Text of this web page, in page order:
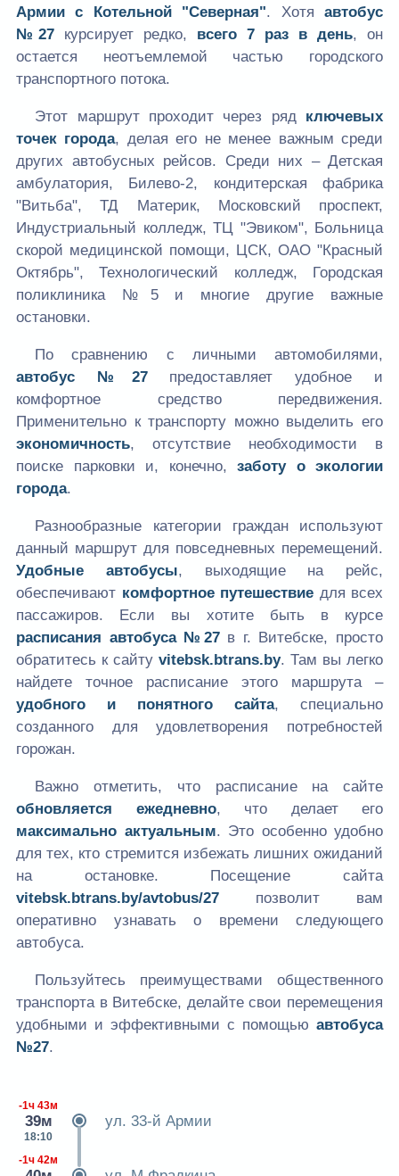
Армии с Котельной "Северная". Хотяавтобус
№27 курсирует редко, всего 7 раз в день, он
остается неотъемлемой частью городского
транспортного потока.
Этот маршрут проходит через ряд ключевых
точек города, делая его не менее важным среди
других автобусных рейсов. Среди них – Детская
амбулатория, Билево-2, кондитерская фабрика
"Витьба", ТД Материк, Московский проспект,
Индустриальный колледж, ТЦ "Эвиком", Больница
скорой медицинской помощи, ЦСК, ОАО "Красный
Октябрь", Технологический колледж, Городская
поликлиника №5 и многие другие важные
остановки.
По сравнению с личными автомобилями,
автобус №27предоставляет удобное и
комфортное средство передвижения.
Применительно к транспорту можно выделить его
экономичность, отсутствие необходимости в
поиске парковки и, конечно, заботу о экологии
города.
Разнообразные категории граждан используют
данный маршрут для повседневных перемещений.
Удобные автобусы, выходящие на рейс,
обеспечивают комфортное путешествие для всех
пассажиров. Если вы хотите быть в курсе
расписания автобуса №27в г. Витебске, просто
обратитесь к сайту vitebsk.btrans.by. Там вы легко
найдете точное расписание этого маршрута –
удобного и понятного сайта, специально
созданного для удовлетворения потребностей
горожан.
Важно отметить, что расписание на сайте
обновляется ежедневно, что делает его
максимально актуальным. Это особенно удобно
для тех, кто стремится избежать лишних ожиданий
на остановке. Посещение сайта
vitebsk.btrans.by/avtobus/27 позволит вам
оперативно узнавать о времени следующего
автобуса.
Пользуйтесь преимуществами общественного
транспорта в Витебске, делайте свои перемещения
удобными и эффективными с помощью автобуса
№27.
-1ч 43м
39м
18:10
ул. 33-й Армии
-1ч 42м